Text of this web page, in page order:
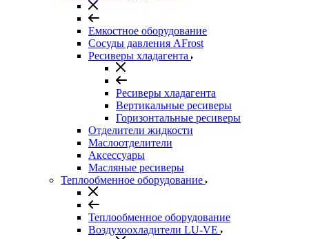
Емкостное оборудование
Сосуды давления AFrost
Ресиверы хладагента
Ресиверы хладагента
Вертикальные ресиверы
Горизонтальные ресиверы
Отделители жидкости
Маслоотделители
Аксессуары
Масляные ресиверы
Теплообменное оборудование
Теплообменное оборудование
Воздухоохладители LU-VE